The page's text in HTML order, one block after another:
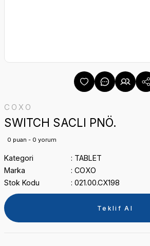
COXO
SWITCH SACLI PNÖ.
0 puan - 0 yorum
Kategori
TABLET
Marka
COXO
Stok Kodu
021.00.CX198
Teklif Al